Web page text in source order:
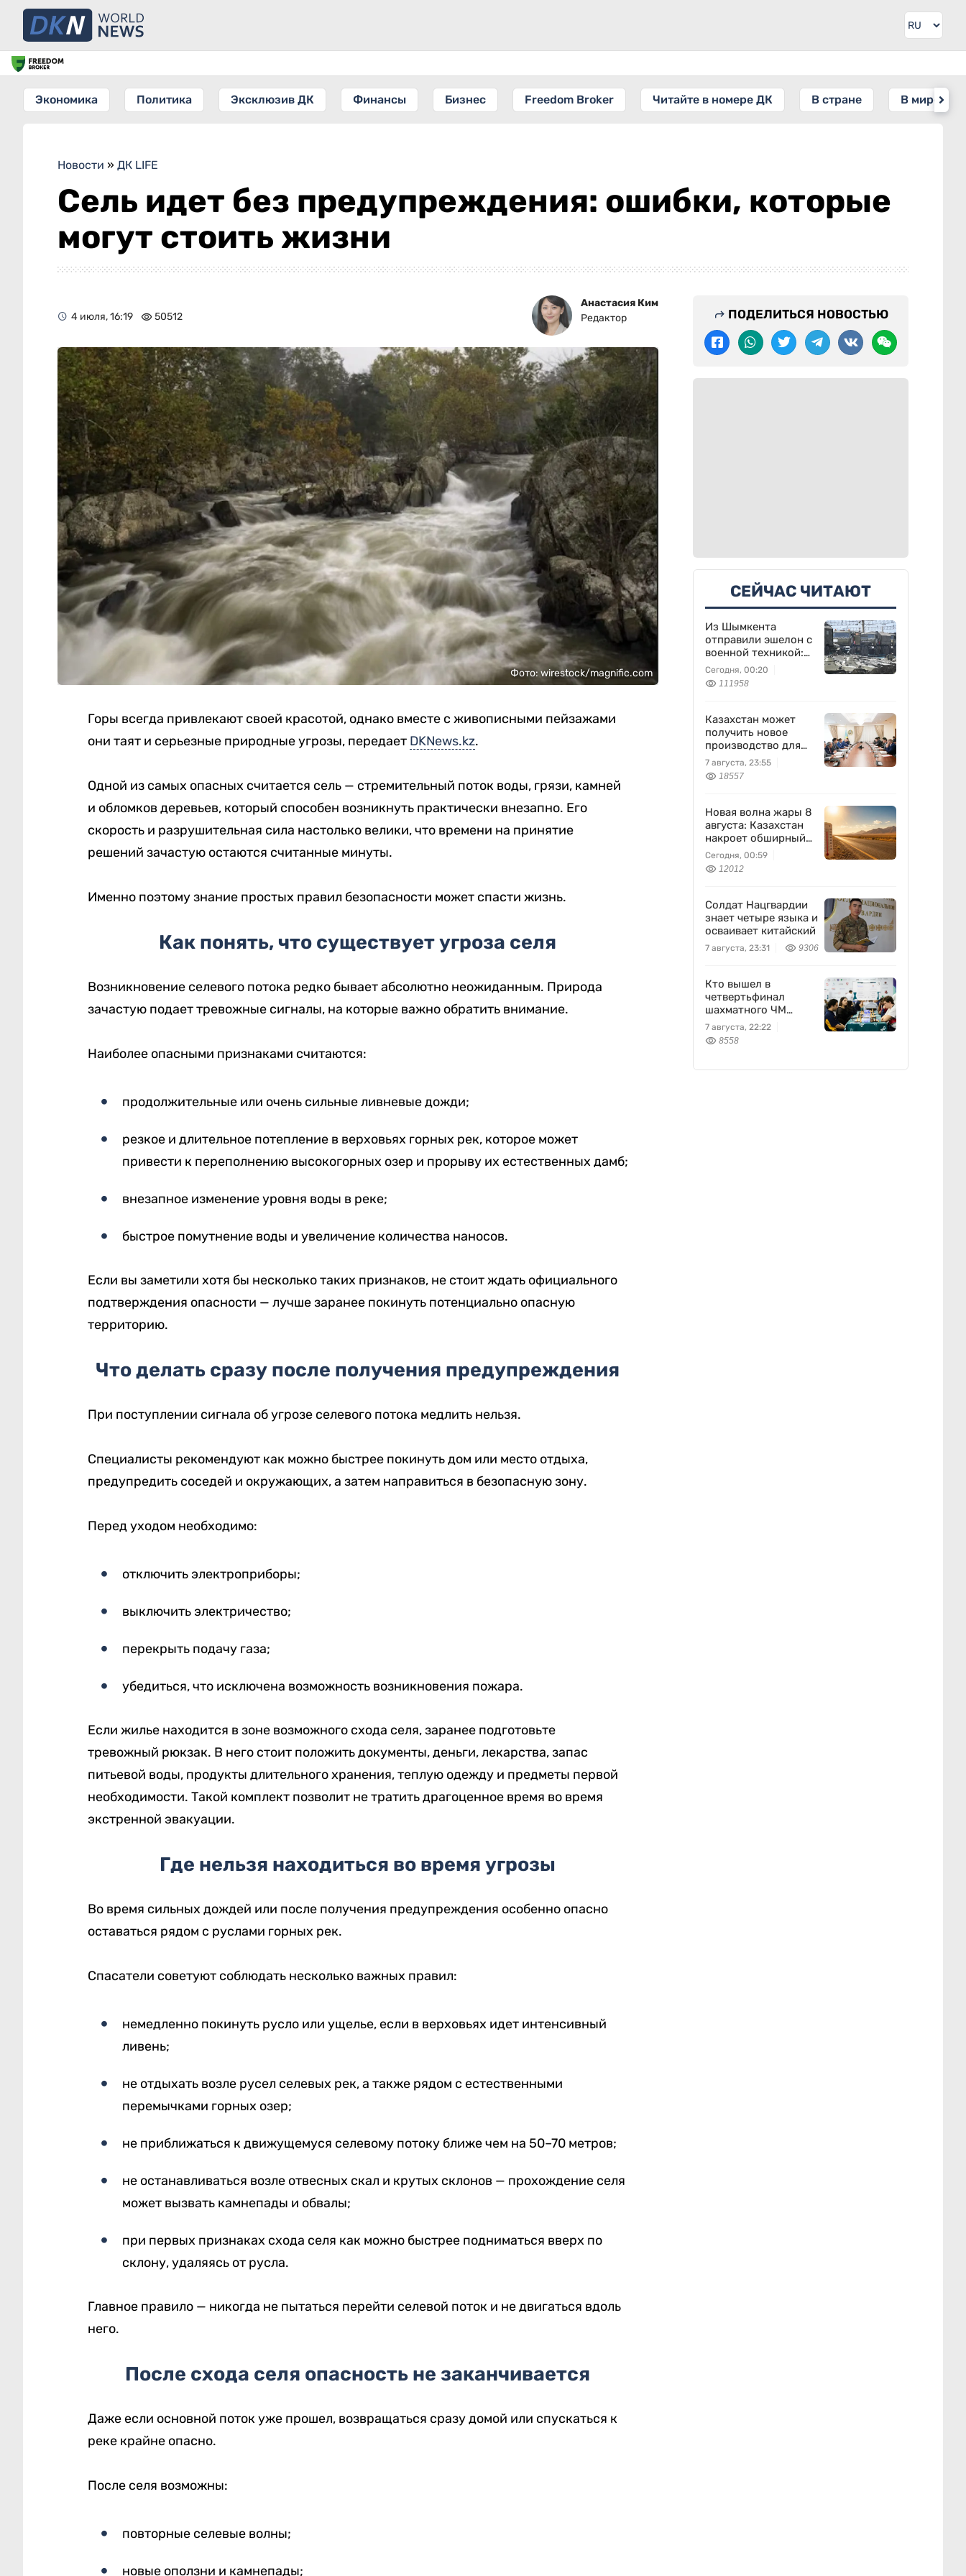
Экономика Политика Эксклюзив ДК Финансы Бизнес Freedom Broker Читайте в номере ДК В стране В мире
Новости » ДК LIFE
Сель идет без предупреждения: ошибки, которые
могут стоить жизни
4 июля, 16:19 50512
Анастасия Ким
Редактор
Фото: wirestock/magnific.com
Горы всегда привлекают своей красотой, однако вместе с живописными пейзажами
они таят и серьезные природные угрозы, передает DKNews.kz.
Одной из самых опасных считается сель — стремительный поток воды, грязи, камней
и обломков деревьев, который способен возникнуть практически внезапно. Его
скорость и разрушительная сила настолько велики, что времени на принятие
решений зачастую остаются считанные минуты.
Именно поэтому знание простых правил безопасности может спасти жизнь.
Как понять, что существует угроза селя
Возникновение селевого потока редко бывает абсолютно неожиданным. Природа
зачастую подает тревожные сигналы, на которые важно обратить внимание.
Наиболее опасными признаками считаются:
продолжительные или очень сильные ливневые дожди;
резкое и длительное потепление в верховьях горных рек, которое может
привести к переполнению высокогорных озер и прорыву их естественных дамб;
внезапное изменение уровня воды в реке;
быстрое помутнение воды и увеличение количества наносов.
Если вы заметили хотя бы несколько таких признаков, не стоит ждать официального
подтверждения опасности — лучше заранее покинуть потенциально опасную
территорию.
Что делать сразу после получения предупреждения
При поступлении сигнала об угрозе селевого потока медлить нельзя.
Специалисты рекомендуют как можно быстрее покинуть дом или место отдыха,
предупредить соседей и окружающих, а затем направиться в безопасную зону.
Перед уходом необходимо:
отключить электроприборы;
выключить электричество;
перекрыть подачу газа;
убедиться, что исключена возможность возникновения пожара.
Если жилье находится в зоне возможного схода селя, заранее подготовьте
тревожный рюкзак. В него стоит положить документы, деньги, лекарства, запас
питьевой воды, продукты длительного хранения, теплую одежду и предметы первой
необходимости. Такой комплект позволит не тратить драгоценное время во время
экстренной эвакуации.
Где нельзя находиться во время угрозы
Во время сильных дождей или после получения предупреждения особенно опасно
оставаться рядом с руслами горных рек.
Спасатели советуют соблюдать несколько важных правил:
немедленно покинуть русло или ущелье, если в верховьях идет интенсивный
ливень;
не отдыхать возле русел селевых рек, а также рядом с естественными
перемычками горных озер;
не приближаться к движущемуся селевому потоку ближе чем на 50–70 метров;
не останавливаться возле отвесных скал и крутых склонов — прохождение селя
может вызвать камнепады и обвалы;
при первых признаках схода селя как можно быстрее подниматься вверх по
склону, удаляясь от русла.
Главное правило — никогда не пытаться перейти селевой поток и не двигаться вдоль
него.
После схода селя опасность не заканчивается
Даже если основной поток уже прошел, возвращаться сразу домой или спускаться к
реке крайне опасно.
После селя возможны:
повторные селевые волны;
новые оползни и камнепады;
ПОДЕЛИТЬСЯ НОВОСТЬЮ
СЕЙЧАС ЧИТАЮТ
Из Шымкента
отправили эшелон с
военной техникой:
что известно
Сегодня, 00:20
111958
Казахстан может
получить новое
производство для
химпрома и
энергетики
7 августа, 23:55
18557
Новая волна жары 8
августа: Казахстан
накроет обширный
антициклон
Сегодня, 00:59
12012
Солдат Нацгвардии
знает четыре языка и
осваивает китайский
7 августа, 23:31 9306
Кто вышел в
четвертьфинал
шахматного ЧМ
среди университетов
7 августа, 22:22
8558